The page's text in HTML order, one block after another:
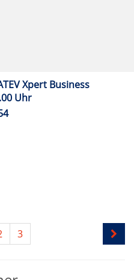
Xpert Business
Uhr
3